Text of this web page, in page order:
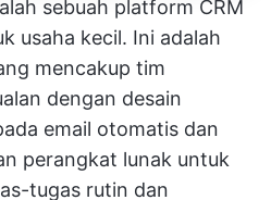
sebuah platform CRM
usaha kecil. Ini adalah
mencakup tim
dengan desain
email otomatis dan
perangkat lunak untuk
tugas rutin dan